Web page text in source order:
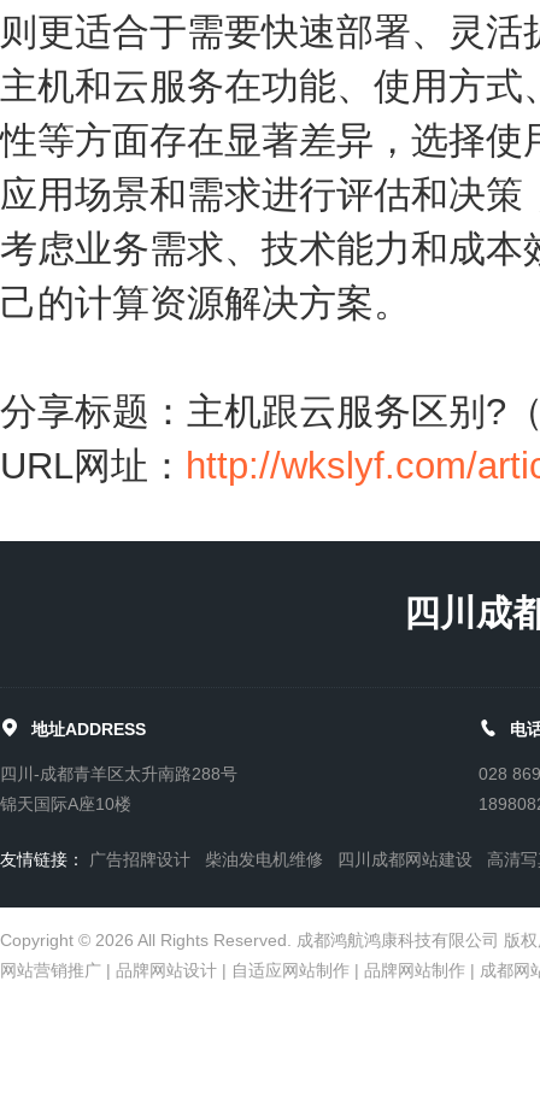
则更适合于需要快速部署、灵
主机和云服务在功能、使用方
性等方面存在显著差异，选择
应用场景和需求进行评估和决
考虑业务需求、技术能力和成
己的计算资源解决方案。
分享标题：主机跟云服务区别?
URL网址： http://wkslyf.com/
四川成
 地址ADDRESS
四川-成都青羊区太升南路288号
锦天国际A座10楼
 电
028
友情链接： 广告招牌设计 柴油发电机维修 四川成都网站建设 高清
Copyright © 2026 All Rights Reserved. 成都鸿航鸿康科技有限公司 版
网站营销推广 | 品牌网站设计 | 自适应网站制作 | 品牌网站制作 | 成都网